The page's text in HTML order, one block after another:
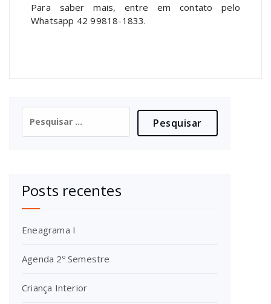
Para saber mais, entre em contato pelo
Whatsapp 42 99818-1833.
Pesquisar
por:
Posts recentes
Eneagrama I
Agenda 2º Semestre
Criança Interior